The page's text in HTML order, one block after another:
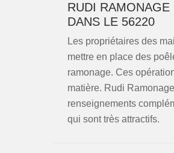
RUDI
DANS LE 56220
Les propriétaires des
mettre en place des
ramonage. Ces
matière. Rudi
renseignements
qui sont très attractifs.